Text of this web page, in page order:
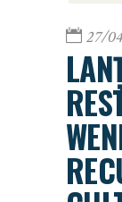
27/